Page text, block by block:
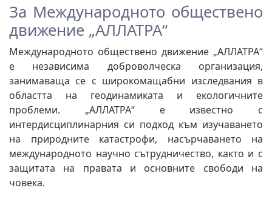
За Международното обществено
движение „АЛЛАТРА“
Международното обществено движение „АЛЛАТРА“
е независима доброволческа организация,
занимаваща се с широкомащабни изследвания в
областта на геодинамиката и екологичните
проблеми. „АЛЛАТРА“ е известно с
интердисциплинарния си подход към изучаването
на природните катастрофи, насърчаването на
международното научно сътрудничество, както и с
защитата на правата и основните свободи на
човека.